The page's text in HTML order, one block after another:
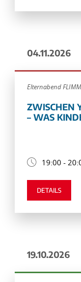
04.11.2026
Elternabend
ZWISCHEN
– WAS
19:00 -
DETAILS
19.10.2026